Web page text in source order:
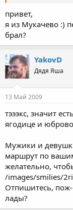
привет,
я из Мукачево :)
брал?
YakovD
Дядя Яша
13 Май 2009
тэээкс, значит
ягодице и
Мужики и
маршрут по
желательно,
/images/smilies/
Отпишитесь, пож-
лады?